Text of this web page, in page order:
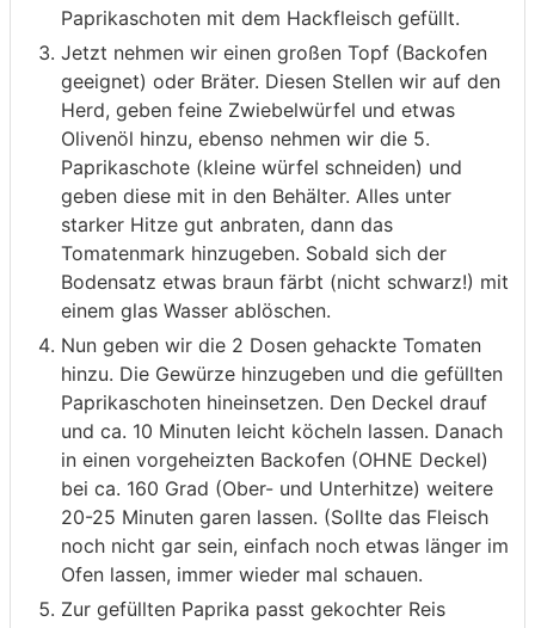
Paprikaschoten mit dem Hackfleisch gefüllt.
Jetzt nehmen wir einen großen Topf (Backofen
geeignet) oder Bräter. Diesen Stellen wir auf den
Herd, geben feine Zwiebelwürfel und etwas
Olivenöl hinzu, ebenso nehmen wir die 5.
Paprikaschote (kleine würfel schneiden) und
geben diese mit in den Behälter. Alles unter
starker Hitze gut anbraten, dann das
Tomatenmark hinzugeben. Sobald sich der
Bodensatz etwas braun färbt (nicht schwarz!) mit
einem glas Wasser ablöschen.
Nun geben wir die 2 Dosen gehackte Tomaten
hinzu. Die Gewürze hinzugeben und die gefüllten
Paprikaschoten hineinsetzen. Den Deckel drauf
und ca. 10 Minuten leicht köcheln lassen. Danach
in einen vorgeheizten Backofen (OHNE Deckel)
bei ca. 160 Grad (Ober- und Unterhitze) weitere
20-25 Minuten garen lassen. (Sollte das Fleisch
noch nicht gar sein, einfach noch etwas länger im
Ofen lassen, immer wieder mal schauen.
Zur gefüllten Paprika passt gekochter Reis